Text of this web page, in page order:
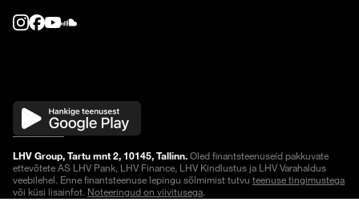
LHV Group, Tartu mnt 2, 10145, Tallinn.Oled finantsteenuseid pakkuvate
ettevõtete AS LHV Pank, LHV Finance, LHV Kindlustus ja LHV Varahaldus
veebilehel. Enne finantsteenuse lepingu sõlmimist tutvu teenuse tingimustega
või küsi lisainfot. Noteeringud on viivitusega.